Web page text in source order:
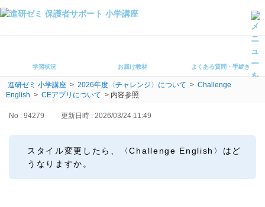
よくある質問・手続き
保護者サポート小学講座 トップ
登録情報の変更・各種お手続き
お客様サポート(手続き・照会)
学習状況 お届け教材 よくある質問・手続き
進研ゼミ 小学講座 > 2026年度〈チャレンジ〉について > Challenge
English > CEアプリについて > 内容参照
No : 94279 更新日時 : 2026/03/24 11:49
スタイル変更したら、〈Challenge English〉はど
うなりますか。